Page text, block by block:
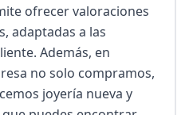
ofrecer valoraciones
adaptadas a las
Además, en
no solo compramos,
joyería nueva y